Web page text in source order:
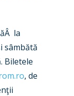
la
sâmbătă
Biletele
, de